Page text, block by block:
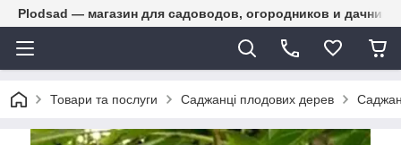
Plodsad — магазин для садоводов, огородников и
Товари та послуги Саджанці плодових дерев